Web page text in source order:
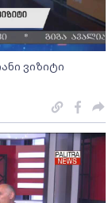
ვიზიტი